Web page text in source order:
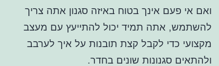
ואם אי פעם אינך בטוח באיזה סגנון אתה צריך
להשתמש, אתה תמיד יכול להתייעץ עם מעצב
מקצועי כדי לקבל קצת תובנות על איך לערבב
ולהתאים סגנונות שונים בחדר.